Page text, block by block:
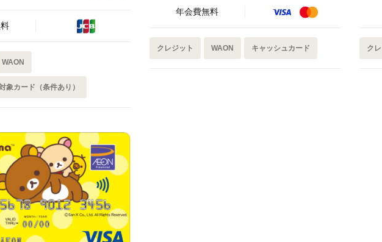
WAON
象カード（条件あり）
年会費無料
クレジット WAON キャッシュカード ク